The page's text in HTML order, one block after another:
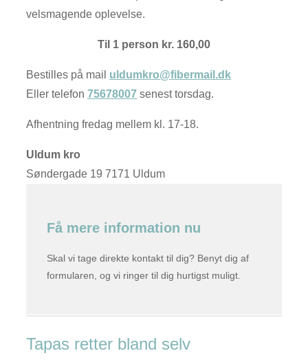
velsmagende oplevelse.
Til 1 person kr. 160,00
Bestilles på mail uldumkro@fibermail.dk
Eller telefon 75678007 senest torsdag.
Afhentning fredag mellem kl. 17-18.
Uldum kro
Søndergade 19 7171 Uldum
Få mere information nu
Skal vi tage direkte kontakt til dig? Benyt dig af
formularen, og vi ringer til dig hurtigst muligt.
Tapas retter bland selv